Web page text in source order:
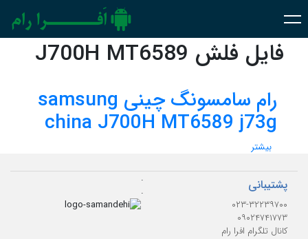
فایل فلش J700H MT6589
رام سامسونگ چینی samsung
china J700H MT6589 j73g
بیشتر
پشتیبانی
۰۲۳-۳۲۲۳۹۷۰۰
۰۹۰۲۴۷۴۱۷۷۳
کانال تلگرام افرا رام
.
.